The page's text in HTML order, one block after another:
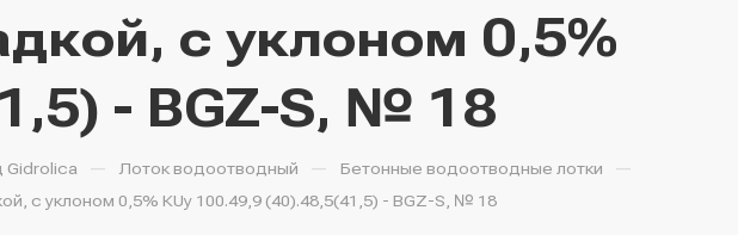
с уклоном 0,5%
- BGZ-S, № 18
Gidrolica — Лоток водоотводный — Бетонные водоотводные лотки —
с уклоном 0,5% КUу 100.49,9 (40).48,5(41,5) - BGZ-S, № 18